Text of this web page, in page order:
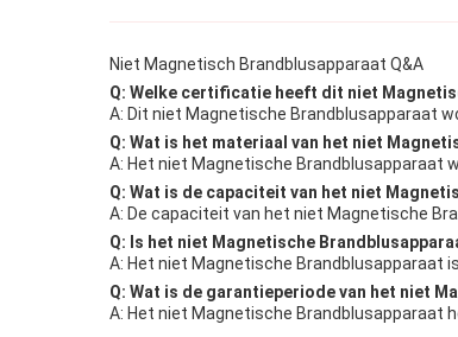
Niet Magnetisch Brandblusapparaat Q&A
Q: Welke certificatie heeft dit niet
A: Dit niet Magnetische Brandblusapparaat
Q: Wat is het materiaal van het niet
A: Het niet Magnetische Brandblusapparaat
Q: Wat is de capaciteit van het niet
A: De capaciteit van het niet Magnetische
Q: Is het niet Magnetische
A: Het niet Magnetische Brandblusapparaat
Q: Wat is de garantieperiode van het niet
A: Het niet Magnetische Brandblusapparaat